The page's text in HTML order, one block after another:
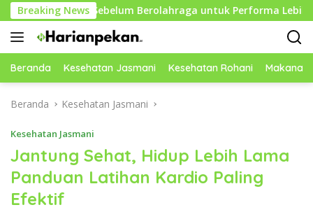
Langsung
ke
konten
Breaking News
Sebelum Berolahraga untuk Performa Lebih Optimal
Beranda Kesehatan Jasmani Kesehatan Rohani Makanan
Beranda Kesehatan Jasmani
Kesehatan Jasmani
Jantung Sehat, Hidup Lebih Lama
Panduan Latihan Kardio Paling
Efektif